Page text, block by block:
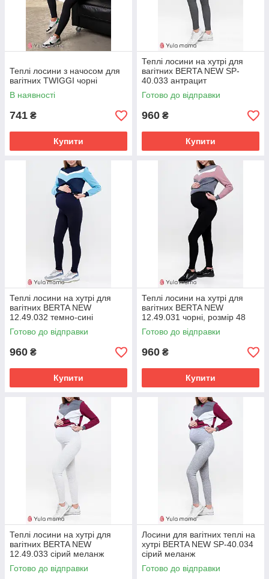
Теплі лосини з начосом для
вагітних TWIGGI чорні
В наявності
741 ₴
Купити
Теплі лосини на хутрі для
вагітних BERTA NEW SP-
40.033 антрацит
Готово до відправки
960 ₴
Купити
Теплі лосини на хутрі для
вагітних BERTA NEW
12.49.032 темно-сині
Готово до відправки
960 ₴
Купити
Теплі лосини на хутрі для
вагітних BERTA NEW
12.49.031 чорні, розмір 48
Готово до відправки
960 ₴
Купити
Теплі лосини на хутрі для
вагітних BERTA NEW
12.49.033 сірий меланж
Готово до відправки
Лосини для вагітних теплі на
хутрі BERTA NEW SP-40.034
сірий меланж
Готово до відправки